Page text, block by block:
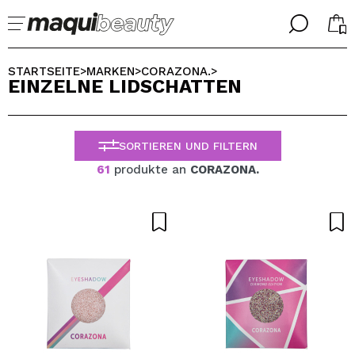
╳
Ich bin bereits #maquilover, ich habe ein Konto
Ich habe hier kein Konto
╳
WÄHLE DEINE SPRACHE
ALEMAN
ESPAÑOL
ENGLISH
FRANCES
STARTSEITE>MARKEN>CORAZONA.>
EINZELNE LIDSCHATTEN
SORTIEREN UND FILTERN
61 produkte an CORAZONA.